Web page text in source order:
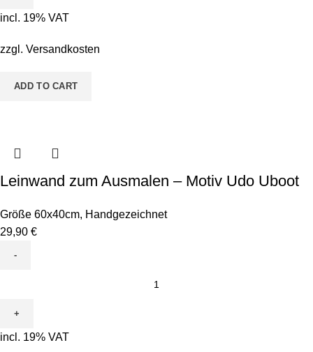
-
Kürbisse
incl. 19% VAT
zzgl. Versandkosten
ADD TO CART
Leinwand zum Ausmalen – Motiv Udo Uboot
Größe 60x40cm, Handgezeichnet
29,90 €
Ausmalen
-
incl. 19% VAT